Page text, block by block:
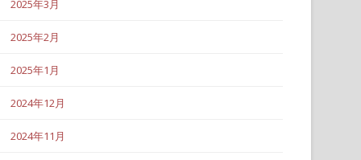
2025年3月
2025年2月
2025年1月
2024年12月
2024年11月